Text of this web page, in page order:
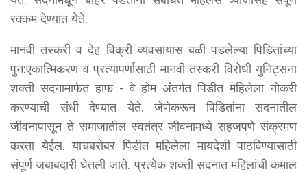
रक्कम देण्यात येते.
मानवी तस्करी व देह विक्री व्यवसायास बळी पडलेल्या पिडितांच्या
पुन:एकात्मिकरण व प्रत्यापर्णासाठी मानवी तस्करी विरोधी युनिट्सना
शक्ती सदनामार्फत हाफ - वे होम अंतर्गत पिडीत महिलेला नोकरी
करण्याची संधी देण्यात येते. जेणेकरून पिडितांना सदनातील
जीवनापासून ते समाजातील स्वतंत्र जीवनामध्ये सहजपणे संक्रमण
करता येईल. याचबरोबर पिडीत महिलेला मायदेशी पाठविण्यासाठी
संपूर्ण जबाबदारी घेतली जाते. प्रत्येक शक्ती सदनात महिलांची कमाल